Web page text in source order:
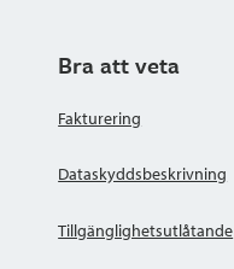
Bra att veta
Fakturering
Dataskyddsbeskrivning
Tillgänglighetsutlåtande